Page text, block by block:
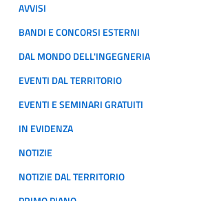
AVVISI
BANDI E CONCORSI ESTERNI
DAL MONDO DELL'INGEGNERIA
EVENTI DAL TERRITORIO
EVENTI E SEMINARI GRATUITI
IN EVIDENZA
NOTIZIE
NOTIZIE DAL TERRITORIO